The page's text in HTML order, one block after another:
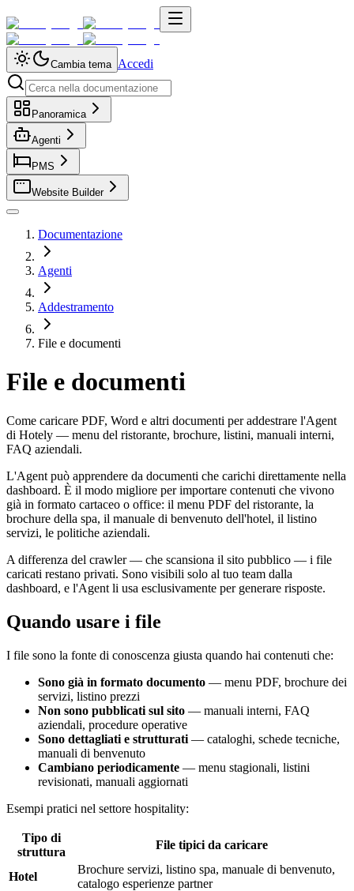
Cambia tema Accedi
Panoramica
Agenti
PMS
Website Builder
Documentazione
Agenti
Addestramento
File e documenti
File e documenti
Come caricare PDF, Word e altri documenti per addestrare l'Agent
di Hotely — menu del ristorante, brochure, listini, manuali interni,
FAQ aziendali.
L'Agent può apprendere da documenti che carichi direttamente nella
dashboard. È il modo migliore per importare contenuti che vivono
già in formato cartaceo o office: il menu PDF del ristorante, la
brochure della spa, il manuale di benvenuto dell'hotel, il listino
servizi, le politiche aziendali.
A differenza del crawler — che scansiona il sito pubblico — i file
caricati restano privati. Sono visibili solo al tuo team dalla
dashboard, e l'Agent li usa esclusivamente per generare risposte.
Quando usare i file
I file sono la fonte di conoscenza giusta quando hai contenuti che:
Sono già in formato documento — menu PDF, brochure dei
servizi, listino prezzi
Non sono pubblicati sul sito — manuali interni, FAQ
aziendali, procedure operative
Sono dettagliati e strutturati — cataloghi, schede tecniche,
manuali di benvenuto
Cambiano periodicamente — menu stagionali, listini
revisionati, manuali aggiornati
Esempi pratici nel settore hospitality:
Tipo di
struttura
File tipici da caricare
Hotel
Brochure servizi, listino spa, manuale di benvenuto,
catalogo esperienze partner